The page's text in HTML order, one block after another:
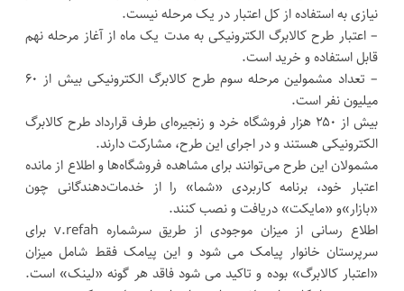
نیازی به استفاده از کل اعتبار در یک مرحله نیست.
– اعتبار طرح کالابرگ الکترونیکی به مدت یک ماه از آغاز مرحله نهم
قابل استفاده و خرید است.
– تعداد مشمولین مرحله سوم طرح کالابرگ الکترونیکی بیش از ۶۰
میلیون نفر است.
بیش از ۲۵۰ هزار فروشگاه خرد و زنجیره‌ای طرف قرارداد طرح کالابرگ
الکترونیکی هستند و در اجرای این طرح، مشارکت دارند.
مشمولان این طرح می‌توانند برای مشاهده فروشگاه‌ها و اطلاع از مانده
اعتبار خود، برنامه کاربردی «شما» را از خدمات‌دهندگانی چون
«بازار»و «مایکت» دریافت و نصب کنند.
اطلاع رسانی از میزان موجودی از طریق سرشماره v.refah برای
سرپرستان خانوار پیامک می شود و این پیامک فقط شامل میزان
«اعتبار کالابرگ» بوده و تاکید می شود فاقد هر گونه «لینک» است.